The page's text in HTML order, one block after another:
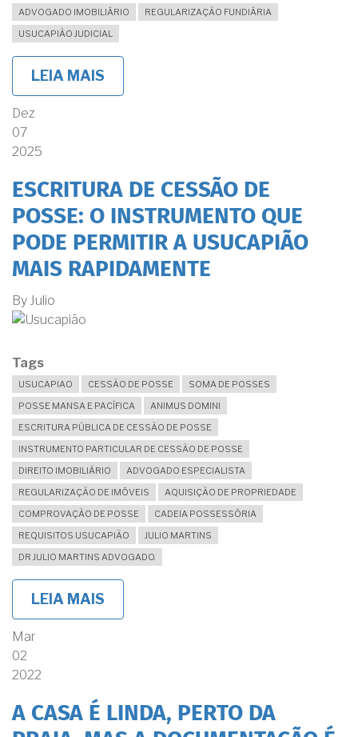
ADVOGADO IMOBILIÁRIO
REGULARIZAÇÃO FUNDIÁRIA
USUCAPIÃO JUDICIAL
LEIA MAIS
PRECISO
NA
USUCAPIÃO
O
TEMPO
DE
POSSE
RECEBIDO
Dez
07
2025
ESCRITURA DE CESSÃO DE
POSSE: O INSTRUMENTO QUE
PODE PERMITIR A USUCAPIÃO
MAIS RAPIDAMENTE
By Julio
Tags
USUCAPIAO CESSÃO DE POSSE
SOMA DE POSSES
POSSE MANSA E PACÍFICA
ANIMUS DOMINI
ESCRITURA PÚBLICA DE CESSÃO DE POSSE
INSTRUMENTO PARTICULAR DE CESSÃO DE POSSE
DIREITO IMOBILIÁRIO
ADVOGADO ESPECIALISTA
REGULARIZAÇÃO DE IMÓVEIS
AQUISIÇÃO DE PROPRIEDADE
COMPROVAÇÃO DE POSSE
CADEIA POSSESSÓRIA
REQUISITOS USUCAPIÃO
JULIO MARTINS
DR JULIO MARTINS ADVOGADO.
LEIA MAIS
ESCRITURA
QUE
PODE
Mar
02
2022
A CASA É LINDA, PERTO DA